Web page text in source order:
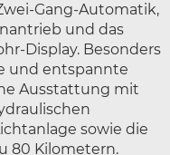
Gang-Automatik,
und das
Display. Besonders
und entspannte
Ausstattung mit
sowie die
80 Kilometern.